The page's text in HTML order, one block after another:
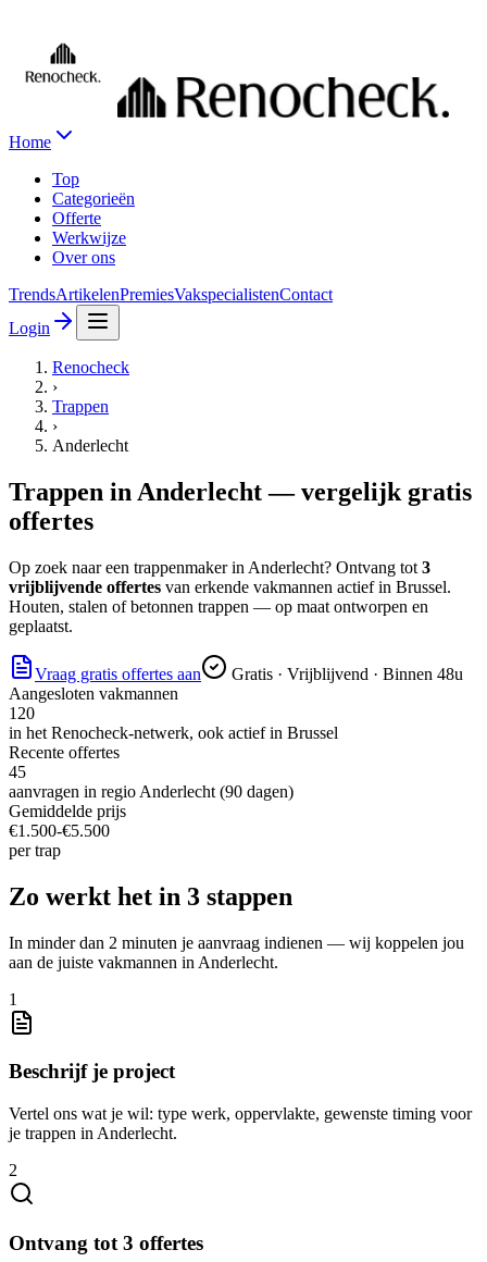
Home
Top
Categorieën
Offerte
Werkwijze
Over ons
TrendsArtikelenPremiesVakspecialistenContact
Login
Renocheck
›
Trappen
›
Anderlecht
Trappen in Anderlecht— vergelijk gratis
offertes
Op zoek naareen trappenmakerin Anderlecht? Ontvang tot 3
vrijblijvende offertes van erkende vakmannen actief in Brussel.
Houten, stalen of betonnen trappen — op maat ontworpen en
geplaatst.
Vraag gratis offertes aan
Gratis · Vrijblijvend · Binnen 48u
Aangesloten vakmannen
120
in het Renocheck-netwerk, ook actief in Brussel
Recente offertes
45
aanvragen in regio Anderlecht (90 dagen)
Gemiddelde prijs
€1.500-€5.500
pertrap
Zo werkt het in 3 stappen
In minder dan 2 minuten je aanvraag indienen — wij koppelen jou
aan de juiste vakmannen in Anderlecht.
1
Beschrijf je project
Vertel ons wat je wil: type werk, oppervlakte, gewenste timing voor
je trappen in Anderlecht.
2
Ontvang tot 3 offertes